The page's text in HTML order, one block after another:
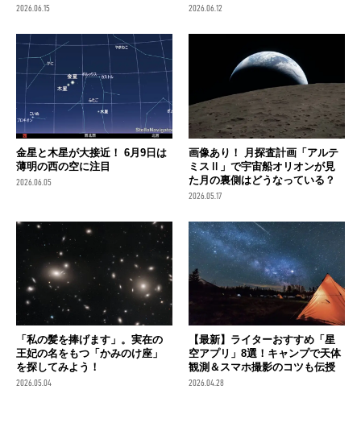
2026.06.15 2026.06.12
金星と木星が大接近！ 6月9日は
薄明の西の空に注目
2026.06.05
画像あり！ 月探査計画「アルテ
ミスⅡ」で宇宙船オリオンが見
た月の裏側はどうなっている？
2026.05.17
「私の髪を捧げます」。実在の
王妃の名をもつ「かみのけ座」
を探してみよう！
2026.05.04
【最新】ライターおすすめ「星
空アプリ」8選！キャンプで天体
観測＆スマホ撮影のコツも伝授
2026.04.28